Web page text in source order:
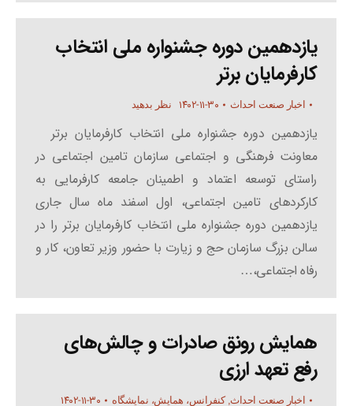
یازدهمین دوره جشنواره ملی انتخاب
کارفرمایان برتر
اخبار صنعت احداث ۱۴۰۲-۱۱-۳۰ نظر بدهید
یازدهمین دوره جشنواره ملی انتخاب کارفرمایان برتر
معاونت فرهنگی و اجتماعی سازمان تامین اجتماعی در
راستای توسعه اعتماد و اطمینان جامعه کارفرمایی به
کارکردهای تامین اجتماعی، اول اسفند ماه سال جاری
یازدهمین دوره جشنواره ملی انتخاب کارفرمایان برتر را در
سالن بزرگ سازمان حج و زیارت با حضور وزیر تعاون، کار و
رفاه اجتماعی،…
همایش رونق صادرات و چالش‌های
رفع تعهد ارزی
اخبار صنعت احداث,کنفرانس، همایش، نمایشگاه ۱۴۰۲-۱۱-۳۰